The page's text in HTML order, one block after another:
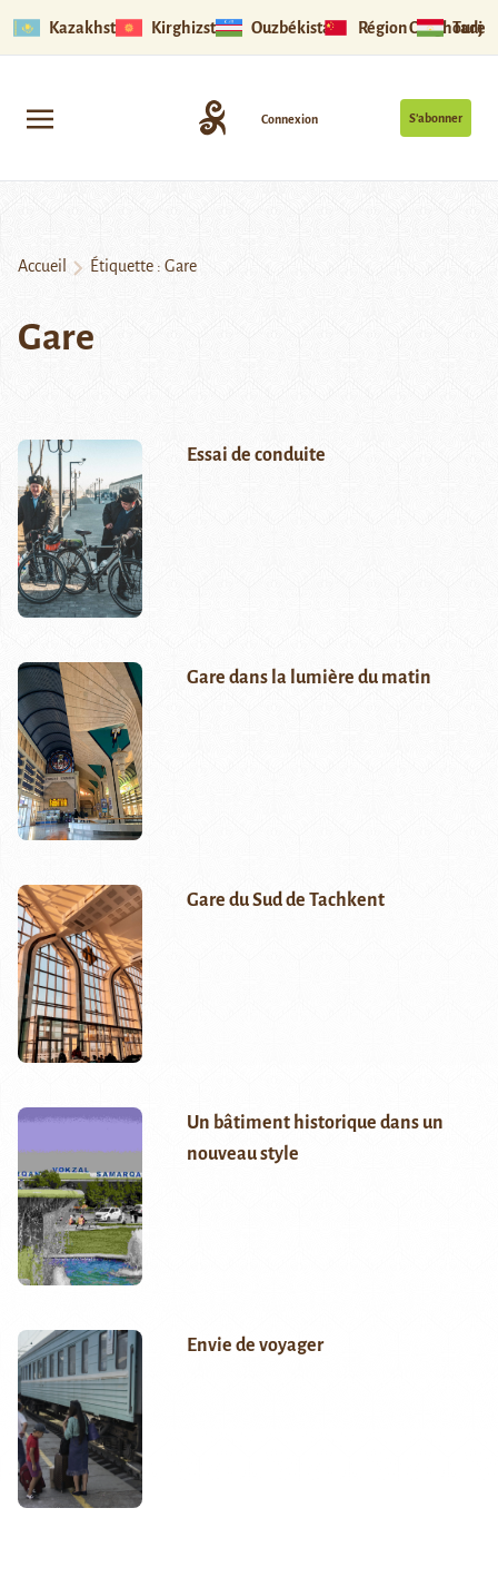
Kazakhstan Kirghizstan Ouzbékistan Région Ouïghoure
S’abonner
Connexion
Accueil Étiquette : Gare
Gare
Essai de conduite
Gare dans la lumière du matin
Gare du Sud de Tachkent
Un bâtiment historique dans un
nouveau style
Envie de voyager